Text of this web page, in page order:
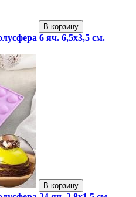
В корзину
6 яч. 6,5х3,5 см.
В корзину